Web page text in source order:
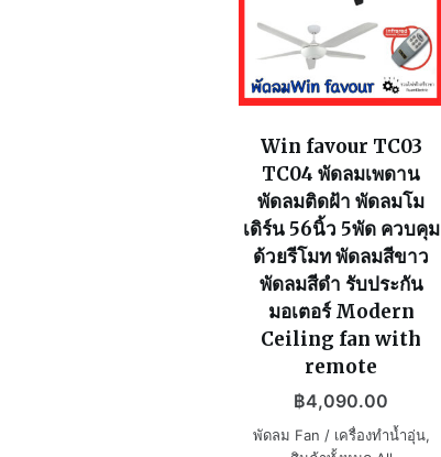
Win favour TC03
TC04 พัดลมเพดาน
พัดลมติดฝ้า พัดลมโม
เดิร์น 56นิ้ว 5พัด ควบคุม
ด้วยรีโมท พัดลมสีขาว
พัดลมสีดำ รับประกัน
มอเตอร์ Modern
Ceiling fan with
remote
฿4,090.00
พัดลม Fan / เครื่องทำน้ำอุ่น,